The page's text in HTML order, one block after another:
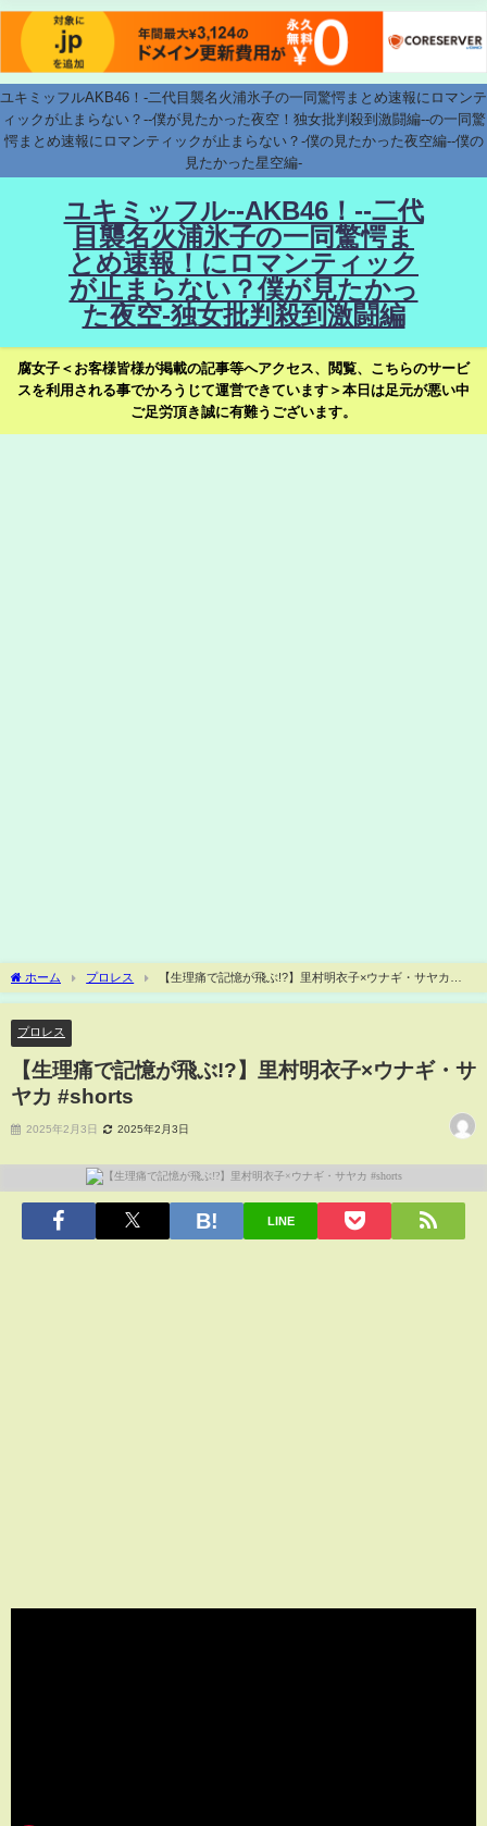
ユキミッフルAKB46！-二代目襲名火浦氷子の一同驚愕まとめ速報にロマンテ
ィックが止まらない？--僕が見たかった夜空！独女批判殺到激闘編--の一同驚
愕まとめ速報にロマンティックが止まらない？-僕の見たかった夜空編--僕の
見たかった星空編-
ユキミッフル--AKB46！--二代
目襲名火浦氷子の一同驚愕ま
とめ速報！にロマンティック
が止まらない？僕が見たかっ
た夜空-独女批判殺到激闘編
腐女子＜お客様皆様が掲載の記事等へアクセス、閲覧、こちらのサービ
スを利用される事でかろうじて運営できています＞本日は足元が悪い中
ご足労頂き誠に有難うございます。
ホーム プロレス
【生理痛で記憶が飛ぶ!?】里村明衣子×ウナギ・サヤカ
#shorts
プロレス
【生理痛で記憶が飛ぶ!?】里村明衣子×ウナギ・サ
ヤカ #shorts
2025年2月3日 2025年2月3日
LINE